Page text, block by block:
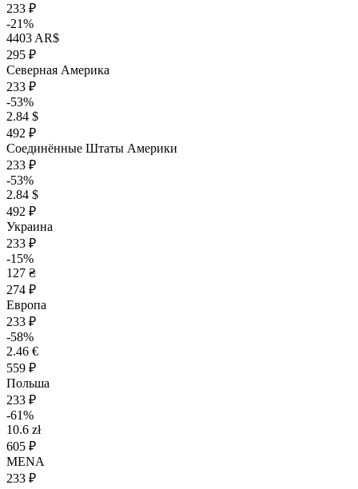
233 ₽
-21%
4403 AR$
295 ₽
Северная Америка
233 ₽
-53%
2.84 $
492 ₽
Соединённые Штаты Америки
233 ₽
-53%
2.84 $
492 ₽
Украина
233 ₽
-15%
127 ₴
274 ₽
Европа
233 ₽
-58%
2.46 €
559 ₽
Польша
233 ₽
-61%
10.6 zł
605 ₽
MENA
233 ₽